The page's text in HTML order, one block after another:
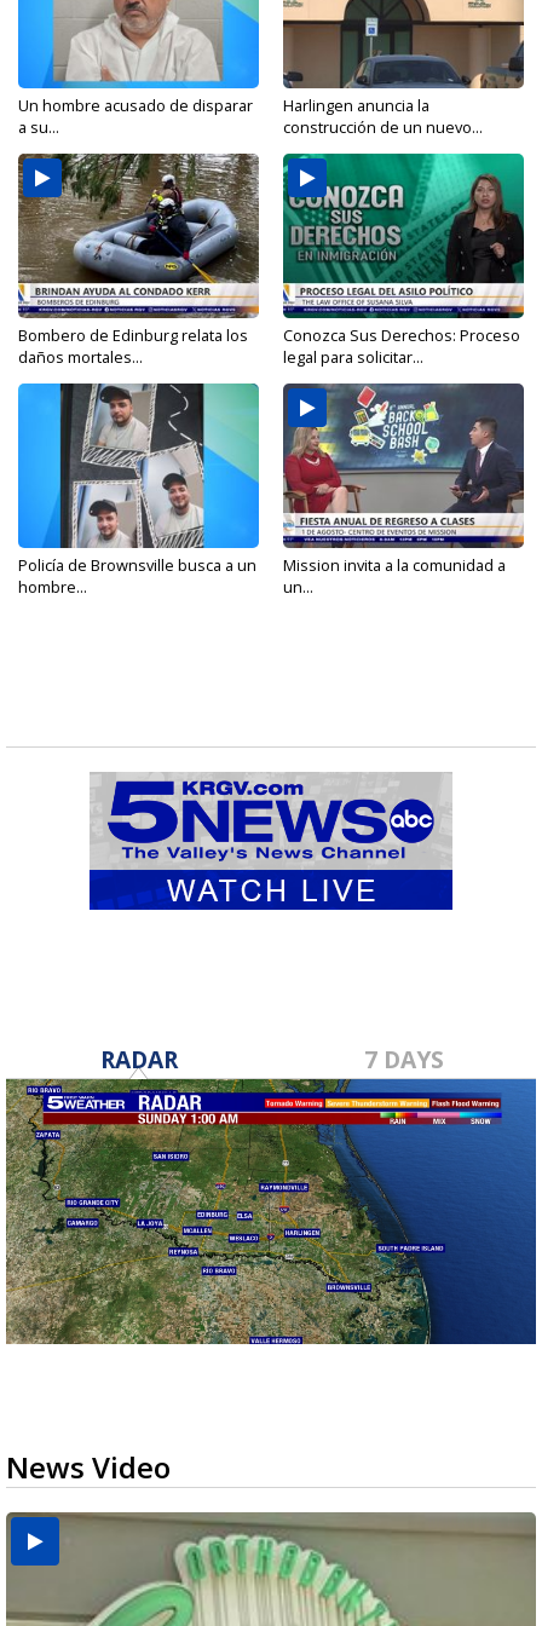
Un hombre acusado de disparar
a su...
Harlingen anuncia la
construcción de un nuevo...
Bombero de Edinburg relata los
daños mortales...
Conozca Sus Derechos: Proceso
legal para solicitar...
Policía de Brownsville busca a un
hombre...
Mission invita a la comunidad a
un...
RADAR 7 DAYS
News Video